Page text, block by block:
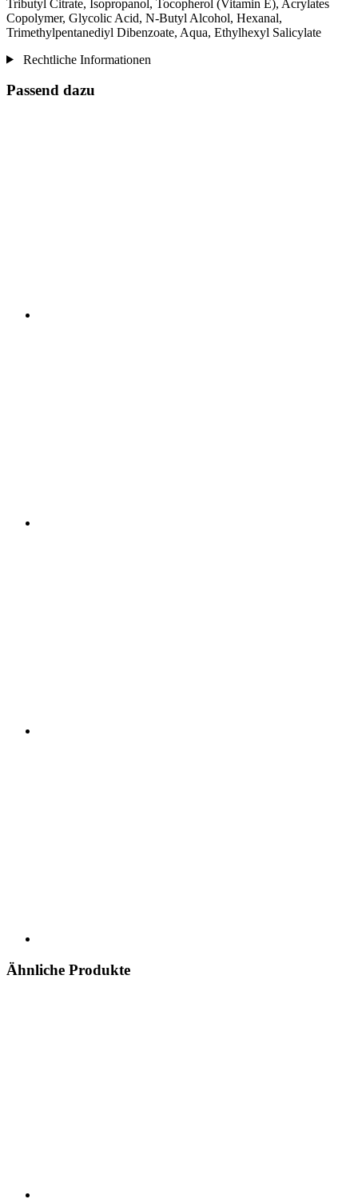
Tributyl Citrate, Isopropanol, Tocopherol (Vitamin E), Acrylates
Copolymer, Glycolic Acid, N-Butyl Alcohol, Hexanal,
Trimethylpentanediyl Dibenzoate, Aqua, Ethylhexyl Salicylate
Rechtliche Informationen
Passend dazu
Ähnliche Produkte